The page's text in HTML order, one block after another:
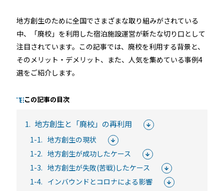
地方創生のために全国でさまざまな取り組みがされている
中、「廃校」を利用した宿泊施設運営が新たな切り口として
注目されています。この記事では、廃校を利用する背景と、
そのメリット・デメリット、また、人気を集めている事例4
選をご紹介します。
この記事の目次
1. 地方創生と「廃校」の再利用
1-1. 地方創生の現状
1-2. 地方創生が成功したケース
1-3. 地方創生が失敗(苦戦)したケース
1-4. インバウンドとコロナによる影響
ご質問
寄せられた
機能
セミナー